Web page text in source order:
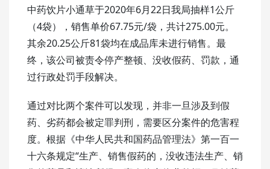
中药饮片小通草于2020年6月22日我局抽样1公斤
（4袋），销售单价67.75元/袋，共计275.00元。
其余20.25公斤81袋均在成品库未进行销售。最
终，该公司被责令停产整顿、没收假药、罚款，通
过行政处罚手段解决。
通过对比两个案件可以发现，并非一旦涉及到假
药、劣药都会被定罪判刑，需要区分案件的危害程
度。根据《中华人民共和国药品管理法》第一百一
十六条规定“生产、销售假药的，没收违法生产、销